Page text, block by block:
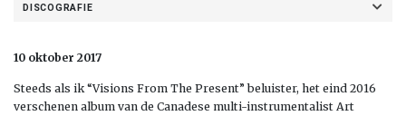
DISCOGRAFIE
10 oktober 2017
Steeds als ik “Visions From The Present” beluister, het eind 2016
verschenen album van de Canadese multi-instrumentalist Art